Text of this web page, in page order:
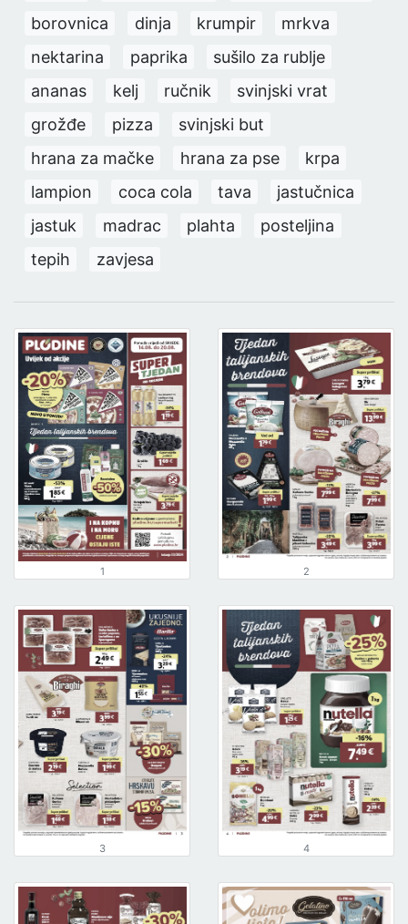
borovnica
dinja krumpir
mrkva
nektarina
paprika
sušilo za rublje
ananas
kelj ručnik
svinjski vrat
grožđe
pizza
svinjski but
hrana za mačke
hrana za pse
krpa
lampion
coca cola tava
jastučnica
jastuk
madrac plahta
posteljina
tepih
zavjesa
1 2
3 4